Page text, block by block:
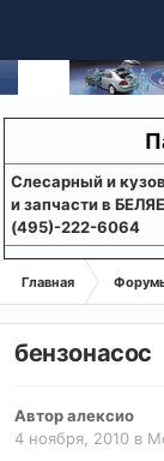
Слесарный и
и запчасти в
(495)-222-6064
Главная
бензонасос
Авторалексио
4 ноября, 2010 в